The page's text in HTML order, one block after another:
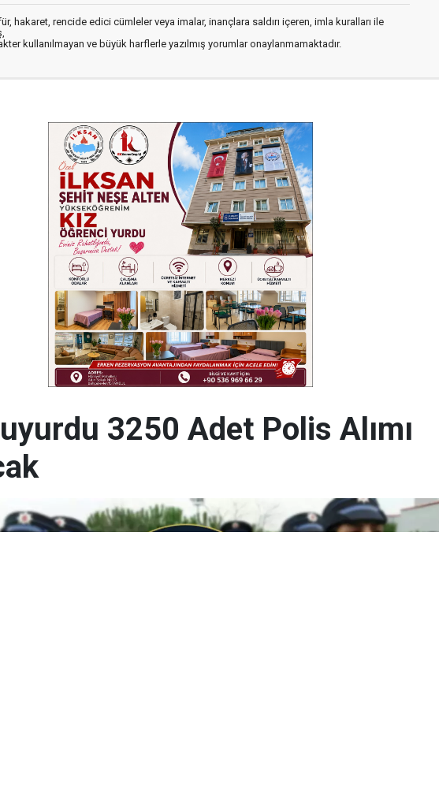
hakaret, rencide edici cümleler veya imalar, inançlara saldırı içeren, imla kuralları ile
kullanılmayan ve büyük harflerle yazılmış yorumlar onaylanmamaktadır.
3250 Adet Polis Alımı